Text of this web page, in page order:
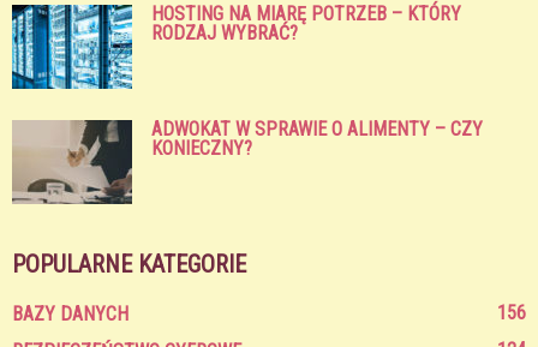
HOSTING NA MIARĘ POTRZEB – KTÓRY
RODZAJ WYBRAĆ?
ADWOKAT W SPRAWIE O ALIMENTY – CZY
KONIECZNY?
POPULARNE KATEGORIE
BAZY DANYCH
156